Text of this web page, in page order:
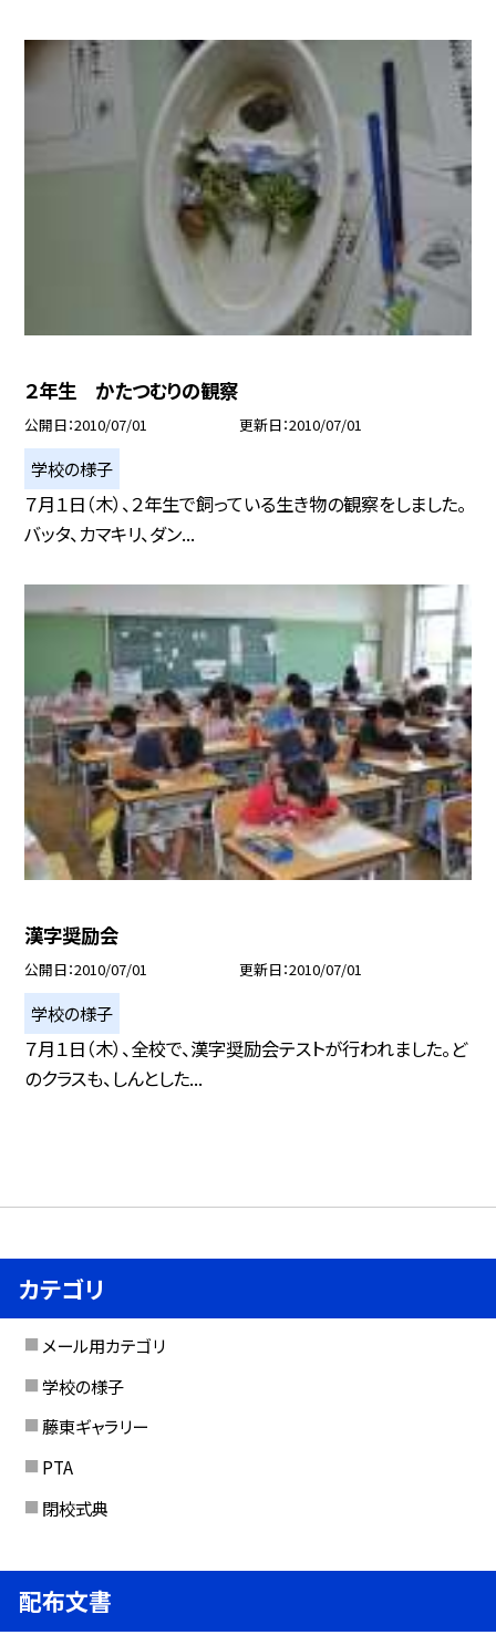
２年生 かたつむりの観察
公開日 2010/07/01 更新日 2010/07/01
学校の様子
７月１日（木）、２年生で飼っている生き物の観察をしました。
バッタ、カマキリ、ダン...
漢字奨励会
公開日 2010/07/01 更新日 2010/07/01
学校の様子
７月１日（木）、全校で、漢字奨励会テストが行われました。ど
のクラスも、しんとした...
カテゴリ
メール用カテゴリ
学校の様子
藤東ギャラリー
PTA
閉校式典
配布文書